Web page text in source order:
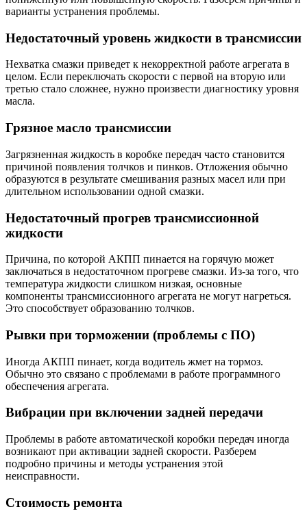
варианты устранения проблемы.
Недостаточный уровень жидкости в трансмиссии
Нехватка смазки приведет к некорректной работе агрегата в
целом. Если переключать скорости с первой на вторую или
третью стало сложнее, нужно произвести диагностику уровня
масла.
Грязное масло трансмиссии
Загрязненная жидкость в коробке передач часто становится
причиной появления толчков и пинков. Отложения обычно
образуются в результате смешивания разных масел или при
длительном использовании одной смазки.
Недостаточный прогрев трансмиссионной
жидкости
Причина, по которой АКПП пинается на горячую может
заключаться в недостаточном прогреве смазки. Из-за того, что
температура жидкости слишком низкая, основные
компоненты трансмиссионного агрегата не могут нагреться.
Это способствует образованию толчков.
Рывки при торможении (проблемы с ПО)
Иногда АКПП пинает, когда водитель жмет на тормоз.
Обычно это связано с проблемами в работе программного
обеспечения агрегата.
Вибрации при включении задней передачи
Проблемы в работе автоматической коробки передач иногда
возникают при активации задней скорости. Разберем
подробно причины и методы устранения этой
неисправности.
Стоимость ремонта